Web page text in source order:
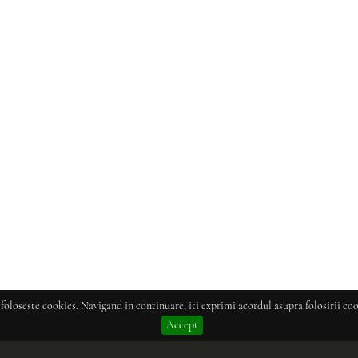
cookies. Navigand in continuare, iti exprimi acordul asupra folosirii
Accept